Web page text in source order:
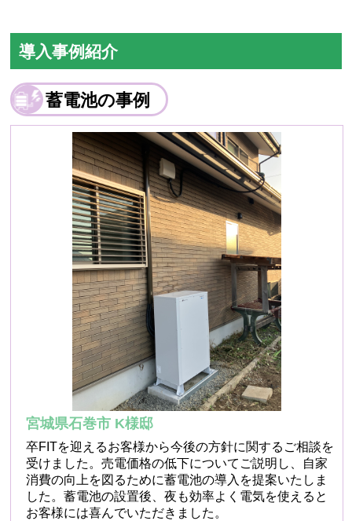
導入事例紹介
蓄電池の事例
宮城県石巻市 K様邸
卒FITを迎えるお客様から今後の方針に関するご相談を
受けました。売電価格の低下についてご説明し、自家
消費の向上を図るために蓄電池の導入を提案いたしま
した。蓄電池の設置後、夜も効率よく電気を使えると
お客様には喜んでいただきました。